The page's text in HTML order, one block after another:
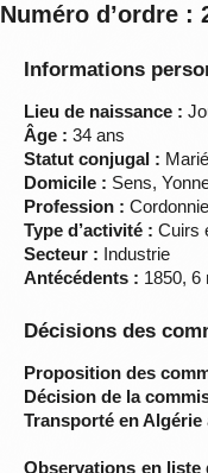
Numéro d’ordre :
Informations
Lieu de naissance :
Âge : 34 ans
Statut conjugal :
Domicile : Sens,
Profession :
Type d’activité : Cuirs
Secteur : Industrie
Antécédents : 1850, 6
Décisions des
Proposition des
Décision de la
Transporté en Algérie
Observations en liste